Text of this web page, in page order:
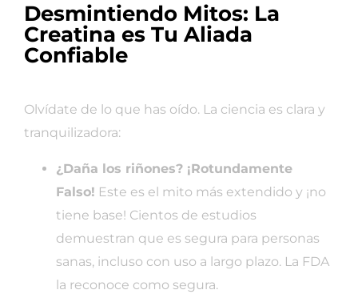
Desmintiendo Mitos: La
Creatina es Tu Aliada
Confiable
Olvídate de lo que has oído. La ciencia es clara y
tranquilizadora:
¿Daña los riñones? ¡Rotundamente
Falso! Este es el mito más extendido y ¡no
tiene base! Cientos de estudios
demuestran que es segura para personas
sanas, incluso con uso a largo plazo. La FDA
la reconoce como segura.